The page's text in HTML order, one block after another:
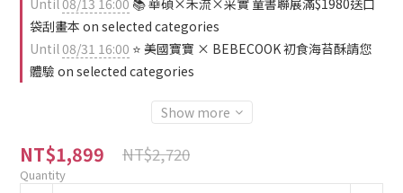
Until08/13 16:00 📚 華碩×禾流×采實 童書聯展滿$1980送口
袋刮畫本 on selected categories
Until08/31 16:00 ⭐ 美國寶寶 × BEBECOOK 初食海苔酥請您
體驗 on selected categories
Show more
NT$1,899 NT$2,720
Quantity